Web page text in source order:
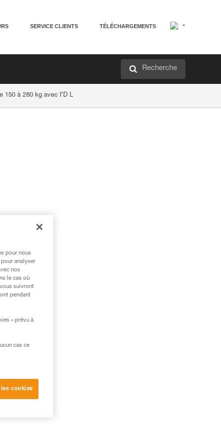
SERVICE CLIENTS TÉLÉCHARGEMENTS
Recherche
150 à 280 kg avec I’D L
pour nous
analyser
nos
le cas où
suivront
pendant
» prévu à
cas ce
cookies